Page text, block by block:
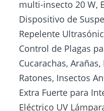
multi-insecto 20 W,
Dispositivo de
Repelente
Control de Plagas
Cucarachas,
Ratones, Insectos
Extra Fuerte para
Eléctrico UV